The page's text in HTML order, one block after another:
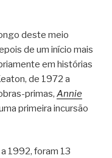
deste meio
de um início mais
em histórias
de 1972 a
primas, Annie
primeira incursão
1992, foram 13